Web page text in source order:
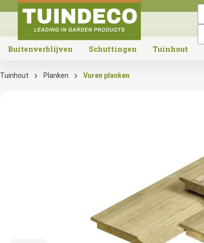
search Skip to main navigation
Buitenverblijven Schuttingen Tuinhout
Tuinhout Planken Vuren planken